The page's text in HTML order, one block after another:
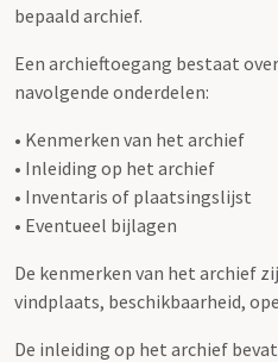
bepaald archief.
Een archieftoegang bestaat
navolgende onderdelen:
• Kenmerken van het archief
• Inleiding op het archief
• Inventaris of plaatsingslijst
• Eventueel bijlagen
De kenmerken van het archief
vindplaats, beschikbaarheid,
De inleiding op het archief